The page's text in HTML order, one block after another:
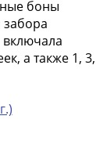
боны
включала
а также 1, 3,